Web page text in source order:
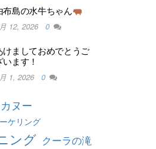
布島の水牛ちゃん
12, 2026 0
けましておめでとうご
います！
1, 2026 0
カヌー
ケリング
ング クーラの滝